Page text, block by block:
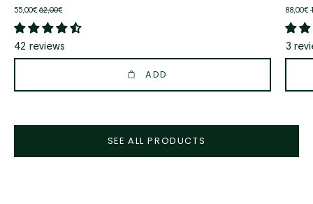
55,00€ 62,00€
42 reviews
ADD
88,00€
3
SEE ALL PRODUCTS